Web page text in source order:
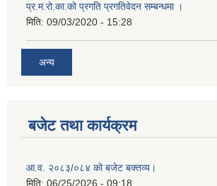
प्र.म.रो.का.को प्रगति प्रगतिवेदन सम्बन्धमा ।
मिति: 09/03/2020 - 15:28
अन्य
बजेट तथा कार्यक्रम
आ.व. २०८३/०८४ को बजेट बक्तव्य।
मिति: 06/25/2026 - 09:18